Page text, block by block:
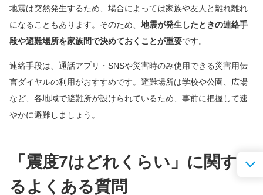
地震は突然発生するため、場合によっては家族や友人と離れ離れ
になることもあります。そのため、 地震が発生したときの連絡手
段や避難場所を家族間で決めておくことが重要です。
連絡手段は、通話アプリ・SNSや災害時のみ使用できる災害用伝
言ダイヤルの利用がおすすめです。避難場所は学校や公園、広場
など、各地域で避難所が設けられているため、事前に把握して速
やかに避難しましょう。
「震度7はどれくらい」に関す
るよくある質問